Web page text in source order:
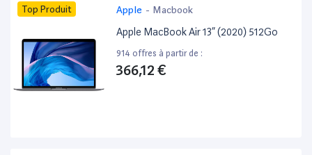
Top Produit Apple - Macbook
Apple MacBook Air 13” (2020) 512Go
914 offres à partir de :
366,12 €